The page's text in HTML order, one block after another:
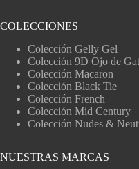
COLECCIONES
Colección Gelly Gel
Colección 9D Ojo de
Colección Macaron
Colección Black Tie
Colección French
Colección Mid Century
Colección Nudes &
NUESTRAS MARCAS